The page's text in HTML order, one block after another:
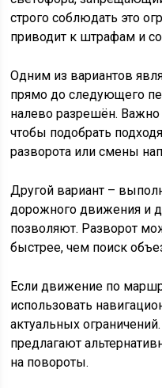
строго соблюдать это
приводит к штрафам и
Одним из вариантов
прямо до следующего
налево разрешён. Важно
чтобы подобрать
разворота или смены
Другой вариант –
дорожного движения и
позволяют. Разворот
быстрее, чем поиск
Если движение по
использовать
актуальных
предлагают
на повороты.